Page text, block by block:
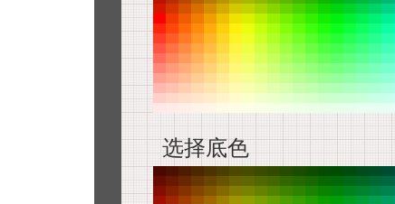
选择底色